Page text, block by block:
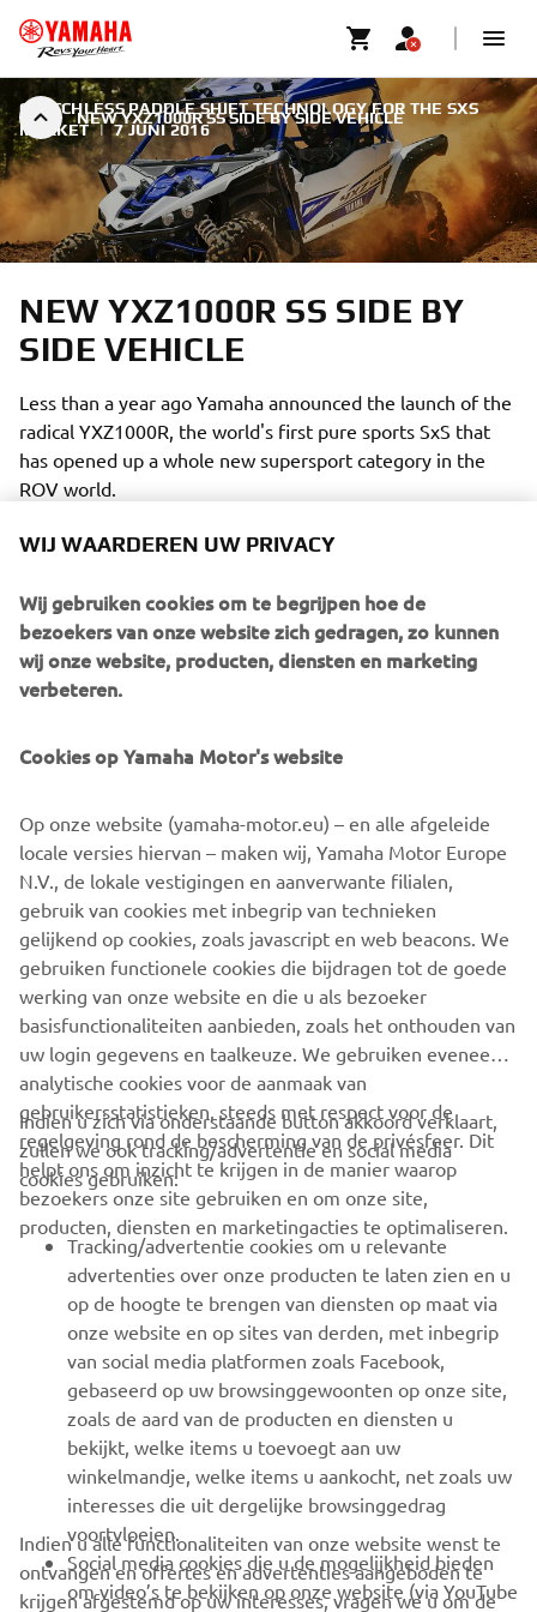
NEW YXZ1000R SS SIDE BY SIDE VEHICLE
CLUTCHLESS PADDLE SHIFT TECHNOLOGY FOR THE SXS
MARKET | 7 JUNI 2016
NEW YXZ1000R SS SIDE BY
SIDE VEHICLE
Less than a year ago Yamaha announced the launch of the
radical YXZ1000R, the world's first pure sports SxS that
has opened up a whole new supersport category in the
ROV world.
With its super aggressive looks, radical design and
sequential manual gearbox - combined with blistering
acceleration and a phenomenal top speed - the all-terrain
Now Yamaha are about to take the high performance SxS
remarkable new YXZ1000R SS.
Featuring a racing-style paddle shift system that offers
even quicker acceleration and a higher level of
controllability in extreme situations, this high specification
supersport SxS brings computer-controlled racing car
technology to the ROV category for the first time.
CORPORATE
BUSINESS
MEER YAMAHA
SUPPORT
NIEUWSBRIEF
Wees de eerste die meer te weten komt over de nieuwste deals,
speciale evenementen, nieuwe producten en nog veel meer
WIJ WAARDEREN UW PRIVACY
Wij gebruiken cookies om te begrijpen hoe de
bezoekers van onze website zich gedragen, zo kunnen
wij onze website, producten, diensten en marketing
verbeteren.
Cookies op Yamaha Motor's website
Op onze website (yamaha-motor.eu) – en alle afgeleide
locale versies hiervan – maken wij, Yamaha Motor Europe
N.V., de lokale vestigingen en aanverwante filialen,
gebruik van cookies met inbegrip van technieken
gelijkend op cookies, zoals javascript en web beacons. We
gebruiken functionele cookies die bijdragen tot de goede
werking van onze website en die u als bezoeker
basisfunctionaliteiten aanbieden, zoals het onthouden van
uw login gegevens en taalkeuze. We gebruiken eveneens
analytische cookies voor de aanmaak van
gebruikersstatistieken, steeds met respect voor de
regelgeving rond de bescherming van de privésfeer. Dit
helpt ons om inzicht te krijgen in de manier waarop
bezoekers onze site gebruiken en om onze site,
producten, diensten en marketingacties te optimaliseren.
Indien u zich via onderstaande button akkoord verklaart,
zullen we ook tracking/advertentie en social media
cookies gebruiken:
Tracking/advertentie cookies om u relevante
advertenties over onze producten te laten zien en u
op de hoogte te brengen van diensten op maat via
onze website en op sites van derden, met inbegrip
van social media platformen zoals Facebook,
gebaseerd op uw browsinggewoonten op onze site,
zoals de aard van de producten en diensten u
bekijkt, welke items u toevoegt aan uw
winkelmandje, welke items u aankocht, net zoals uw
interesses die uit dergelijke browsinggedrag
voortvloeien.
Social media cookies die u de mogelijkheid bieden
om video’s te bekijken op onze website (via YouTube
Indien u alle functionaliteiten van onze website wenst te
ontvangen en offertes en advertenties aangeboden te
krijgen afgestemd op uw interesses, vragen we u om de